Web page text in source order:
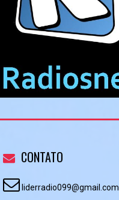
CONTATO
liderradio099@gmail.com